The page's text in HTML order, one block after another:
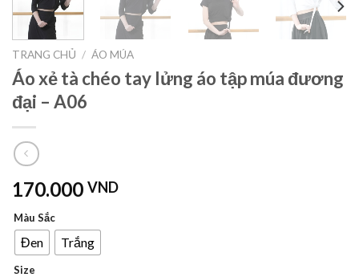
TRANG CHỦ / ÁO MÚA
Áo xẻ tà chéo tay lửng áo tập múa đương
đại – A06
170.000 VND
Màu Sắc
Đen Trắng
Size